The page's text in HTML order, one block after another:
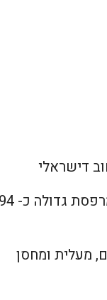
דישראלי